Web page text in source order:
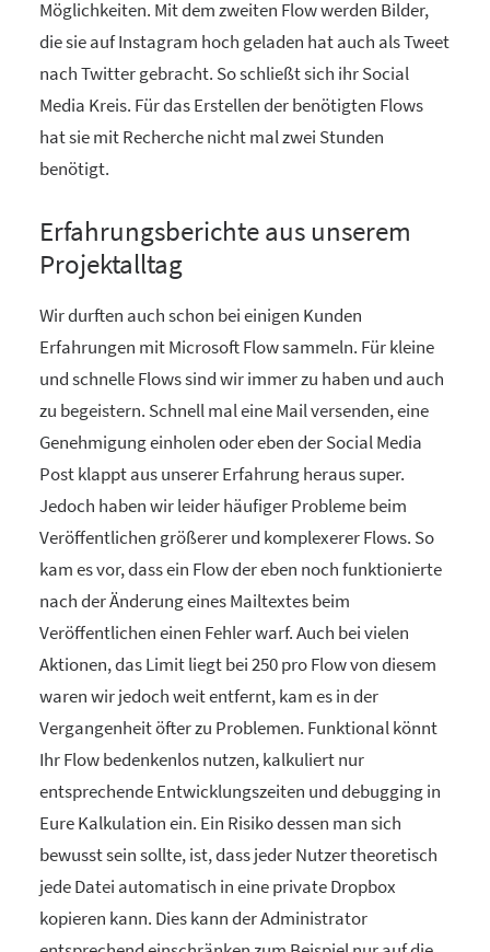
Möglichkeiten. Mit dem zweiten Flow werden Bilder,
die sie auf Instagram hoch geladen hat auch als Tweet
nach Twitter gebracht. So schließt sich ihr Social
Media Kreis. Für das Erstellen der benötigten Flows
hat sie mit Recherche nicht mal zwei Stunden
benötigt.
Erfahrungsberichte aus unserem
Projektalltag
Wir durften auch schon bei einigen Kunden
Erfahrungen mit Microsoft Flow sammeln. Für kleine
und schnelle Flows sind wir immer zu haben und auch
zu begeistern. Schnell mal eine Mail versenden, eine
Genehmigung einholen oder eben der Social Media
Post klappt aus unserer Erfahrung heraus super.
Jedoch haben wir leider häufiger Probleme beim
Veröffentlichen größerer und komplexerer Flows. So
kam es vor, dass ein Flow der eben noch funktionierte
nach der Änderung eines Mailtextes beim
Veröffentlichen einen Fehler warf. Auch bei vielen
Aktionen, das Limit liegt bei 250 pro Flow von diesem
waren wir jedoch weit entfernt, kam es in der
Vergangenheit öfter zu Problemen. Funktional könnt
Ihr Flow bedenkenlos nutzen, kalkuliert nur
entsprechende Entwicklungszeiten und debugging in
Eure Kalkulation ein. Ein Risiko dessen man sich
bewusst sein sollte, ist, dass jeder Nutzer theoretisch
jede Datei automatisch in eine private Dropbox
kopieren kann. Dies kann der Administrator